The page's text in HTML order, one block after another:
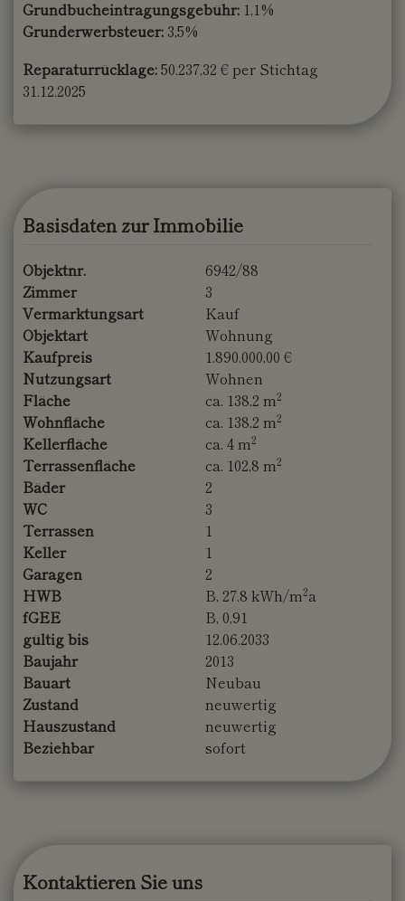
Grundbucheintragungsgebühr: 1,1%
Grunderwerbsteuer: 3,5%
Reparaturrücklage:50.237,32 € per Stichtag
31.12.2025
Basisdaten zur Immobilie
Objektnr.
6942/88
Zimmer
3
Vermarktungsart
Kauf
Objektart
Wohnung
Kaufpreis
1.890.000,00 €
Nutzungsart
Wohnen
Fläche
ca. 138,2 m2
Wohnfläche ca. 138,2 m2
Kellerfläche ca. 4 m2
Terrassenfläche ca. 102,8 m2
Bäder
2
WC
3
Terrassen
1
Keller
1
Garagen
2
HWB
B, 27.8 kWh/m2a
fGEE
B, 0,91
gültig bis
12.06.2033
Baujahr
2013
Bauart
Neubau
Zustand
neuwertig
Hauszustand
neuwertig
Beziehbar
sofort
Kontaktieren Sie uns